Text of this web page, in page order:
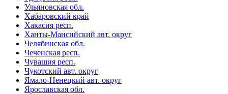
Ульяновская обл.
Хабаровский край
Хакасия респ.
Ханты-Мансийский авт. округ
Челябинская обл.
Чеченская респ.
Чувашия респ.
Чукотский авт. округ
Ямало-Ненецкий авт. округ
Ярославская обл.